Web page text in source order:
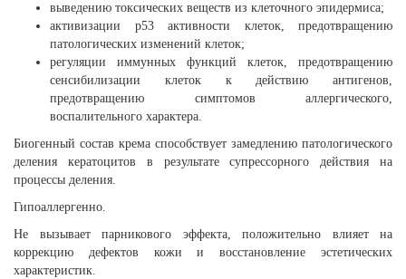
выведению токсических веществ из клеточного эпидермиса;
активизации р53 активности клеток, предотвращению
патологических изменений клеток;
регуляции иммунных функций клеток, предотвращению
сенсибилизации клеток к действию антигенов,
предотвращению симптомов аллергического,
воспалительного характера.
Биогенный состав крема способствует замедлению патологического
деления кератоцитов в результате супрессорного действия на
процессы деления.
Гипоаллергенно.
Не вызывает парникового эффекта, положительно влияет на
коррекцию дефектов кожи и восстановление эстетических
характеристик.